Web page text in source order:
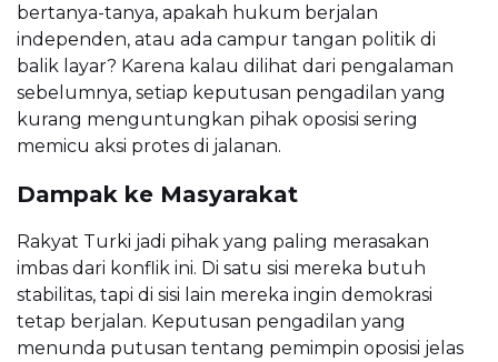
bertanya-tanya, apakah hukum berjalan
independen, atau ada campur tangan politik di
balik layar? Karena kalau dilihat dari pengalaman
sebelumnya, setiap keputusan pengadilan yang
kurang menguntungkan pihak oposisi sering
memicu aksi protes di jalanan.
Dampak ke Masyarakat
Rakyat Turki jadi pihak yang paling merasakan
imbas dari konflik ini. Di satu sisi mereka butuh
stabilitas, tapi di sisi lain mereka ingin demokrasi
tetap berjalan. Keputusan pengadilan yang
menunda putusan tentang pemimpin oposisi jelas